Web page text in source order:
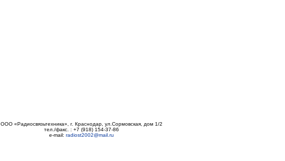
ООО «Радиосвязьтехника», г. Краснодар, ул.Сормовская, дом 1/2
тел./факс. : +7 (918) 154-37-86
e-mail: radiost2002@mail.ru